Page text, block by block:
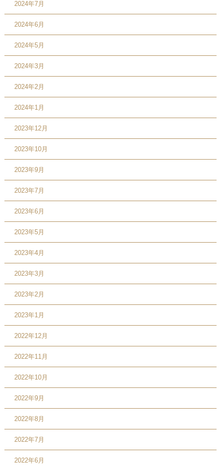
2024年7月
2024年6月
2024年5月
2024年3月
2024年2月
2024年1月
2023年12月
2023年10月
2023年9月
2023年7月
2023年6月
2023年5月
2023年4月
2023年3月
2023年2月
2023年1月
2022年12月
2022年11月
2022年10月
2022年9月
2022年8月
2022年7月
2022年6月